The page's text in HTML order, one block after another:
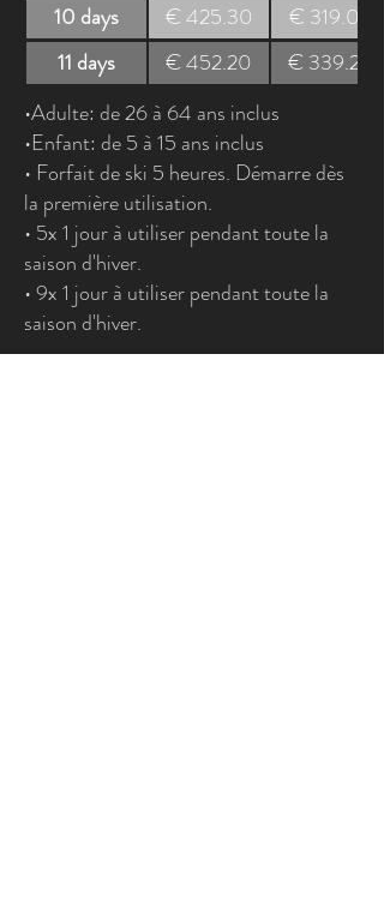
10 days
€ 425.30
€ 319.00
11 days
€ 452.20
€ 339.20
•Adulte: de 26 à 64 ans inclus
•Enfant: de 5 à 15 ans inclus
• Forfait de ski 5 heures. Démarre dès
la première utilisation.
• 5x 1 jour à utiliser pendant toute la
saison d'hiver.
• 9x 1 jour à utiliser pendant toute la
saison d'hiver.
• Jeune : âgés de 16 à 25 ans inclus